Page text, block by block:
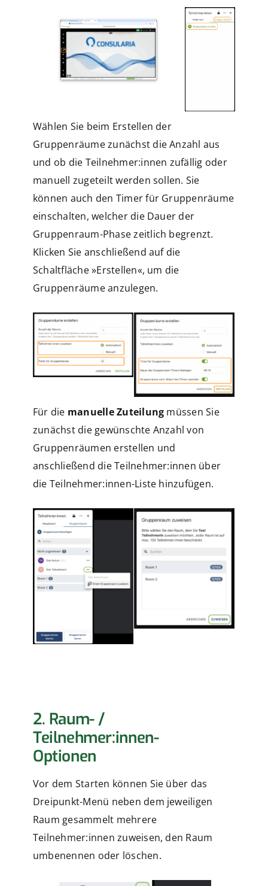
Wählen Sie beim Erstellen der
Gruppenräume zunächst die Anzahl aus
und ob die Teilnehmer:innen zufällig oder
manuell zugeteilt werden sollen. Sie
können auch den Timer für Gruppenräume
einschalten, welcher die Dauer der
Gruppenraum-Phase zeitlich begrenzt.
Klicken Sie anschließend auf die
Schaltfläche »Erstellen«, um die
Gruppenräume anzulegen.
Für die manuelle Zuteilung müssen Sie
zunächst die gewünschte Anzahl von
Gruppenräumen erstellen und
anschließend die Teilnehmer:innen über
die Teilnehmer:innen-Liste hinzufügen.
2. Raum- /
Teilnehmer:innen-
Optionen
Vor dem Starten können Sie über das
Dreipunkt-Menü neben dem jeweiligen
Raum gesammelt mehrere
Teilnehmer:innen zuweisen, den Raum
umbenennen oder löschen.